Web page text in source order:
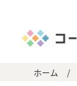
ホーム /